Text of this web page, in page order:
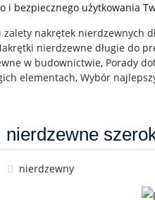
i bezpiecznego użytkowania
zalety nakrętek nierdzewnych
nierdzewne długie do
w budownictwie, Porady
elementach, Wybór
nierdzewne
nierdzewny